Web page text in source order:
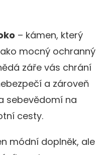
– kámen, který
mocný ochranný
záře vás chrání
a zároveň
sebevědomí na
cesty.
módní doplněk, ale